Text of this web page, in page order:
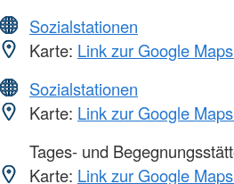
Sozialstationen
Karte: Link zur Google
Sozialstationen
Karte: Link zur Google
Tages- und
Karte: Link zur Google